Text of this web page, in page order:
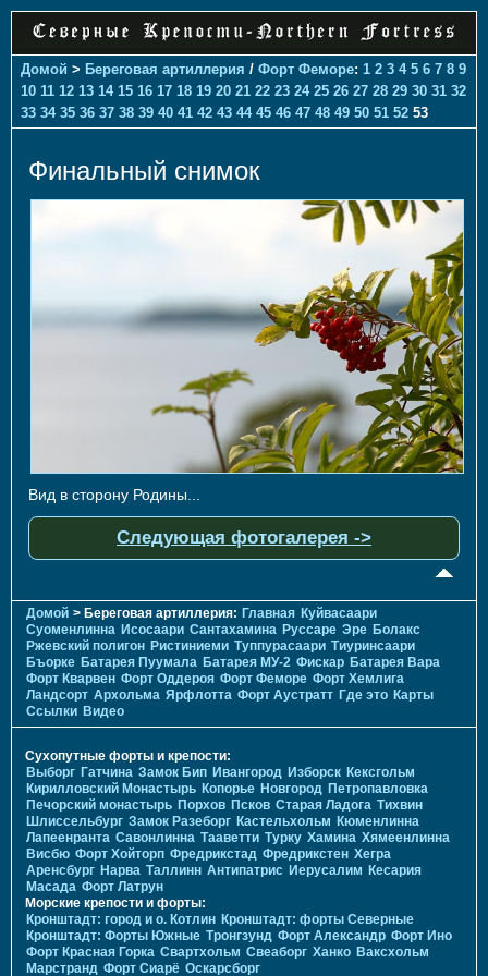
Домой > Береговая артиллерия / Форт Феморе: 1 2 3 4 5 6 7 8 9
10 11 12 13 14 15 16 17 18 19 20 21 22 23 24 25 26 27 28 29 30 31 32
33 34 35 36 37 38 39 40 41 42 43 44 45 46 47 48 49 50 51 52 53
Финальный снимок
Вид в сторону Родины...
Следующая фотогалерея ->
Домой > Береговая артиллерия: Главная Куйвасаари
Суоменлиннa Исосаари Сантахамина Руссаре Эре Болакс
Ржевский полигон Ристиниеми Туппурасаари Тиуринсаари
Бъорке Батарея Пуумала Батарея МУ-2 Фискар Батарея Вара
Форт Кварвен Форт Оддероя Форт Феморе Форт Хемлига
Ландсорт Архольма Ярфлотта Форт Аустратт Где это Карты
Ссылки Видео
Сухопутные форты и крепости:
Выборг Гатчина Замок Бип Ивангород Изборск Кексгольм
Кирилловский Монастырь Копорье Новгород Петропавловка
Печорcкий монастырь Порхов Псков Старая Ладога Тихвин
Шлиссельбург Замок Разеборг Кастельхольм Кюменлинна
Лапеенранта Савонлинна Тааветти Турку Хамина Хямеенлинна
Висбю Форт Хойторп Фредрикстад Фредрикстен Хегра
Аренсбург Нарва Таллинн Антипатрис Иерусалим Кесария
Масада Форт Латрун
Морские крепости и форты:
Кронштадт: город и о. Котлин Кронштадт: форты Северные
Кронштадт: Форты Южные Тронгзунд Форт Александр Форт Ино
Форт Красная Горка Свартхольм Свеаборг Ханко Ваксхольм
Марстранд Форт Сиарё Оскарсборг